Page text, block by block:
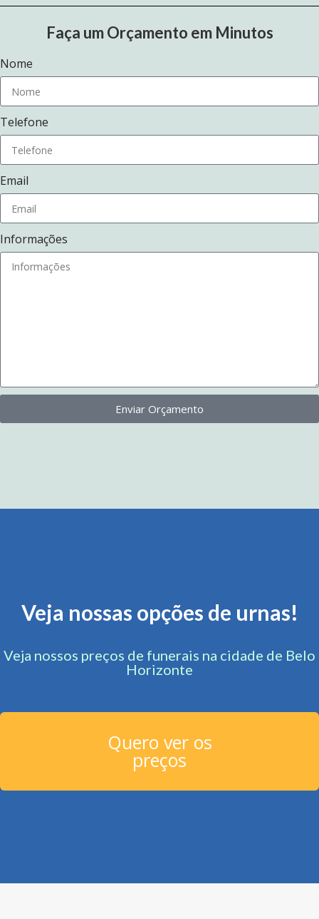
Faça um Orçamento em Minutos
Nome
Telefone
Email
Informações
Enviar Orçamento
Veja nossas opções de urnas!
Veja nossos preços de funerais na cidade de Belo
Horizonte
Quero ver os
preços